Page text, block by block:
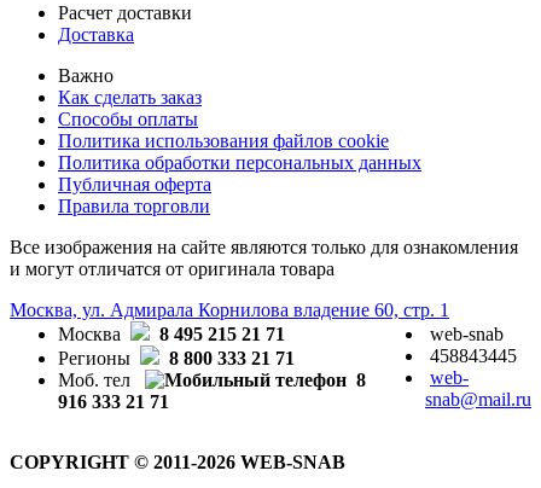
Расчет доставки
Доставка
Важно
Как сделать заказ
Способы оплаты
Политика использования файлов cookie
Политика обработки персональных данных
Публичная оферта
Правила торговли
Все изображения на сайте являются только для ознакомления
и могут отличатся от оригинала товара
Москва, ул. Адмирала Корнилова владение 60, стр. 1
Москва
8 495 215 21 71
Регионы
8 800 333 21 71
Моб. тел
8
916 333 21 71
web-snab
458843445
web-
snab@mail.ru
COPYRIGHT © 2011-2026 WEB-SNAB